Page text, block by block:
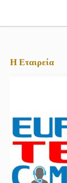
Η Εταιρεία